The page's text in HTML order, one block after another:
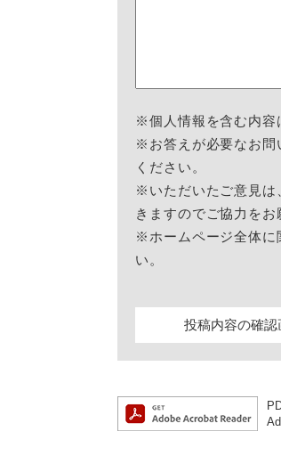
※個人情報を含む内容
※お答えが必要なお問
ください。
※いただいたご意見は
きますのでご協力をお
※ホームページ全体に
い。